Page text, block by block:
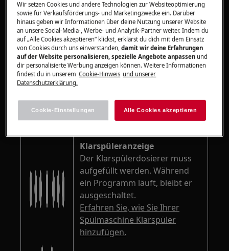
Klarspüleranzeige
Der Klarspülerdosierer muss
aufgefüllt werden. Während
ein Programm läuft, bleibt er
ausgeschaltet.
Erfahren Sie, wie Sie Ihrer
Spülmaschine Klarspüler
hinzufügen.
Wir setzen Cookies und andere Technologien zur Websiteoptimierung
sowie für Verkaufsförderungs- und Marketingzwecke ein. Darüber
hinaus geben wir Informationen über deine Nutzung unserer Website
an unsere Social-Media-, Werbe- und Analytik-Partner weiter. Indem du
auf „Alle Cookies akzeptieren“ klickst, erklärst du dich mit dem Einsatz
von Cookies durch uns einverstanden,damit wir deine Erfahrungen
auf der Website personalisieren, spezielle Angebote anpassen und
dir personalisierte Werbung anzeigen können. Weitere Informationen
findest du in unserem Cookie-Hinweis und unserer
Datenschutzerklärung.
Cookie-Einstellungen Alle Cookies akzeptieren